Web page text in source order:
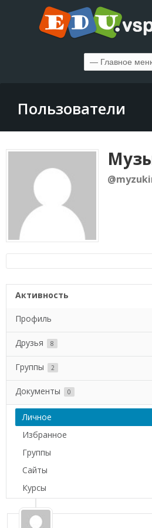
Пользователи
Активность
Профиль
Друзья 8
Группы 2
Документы 0
Личное
Избранное
Группы
Сайты
Курсы